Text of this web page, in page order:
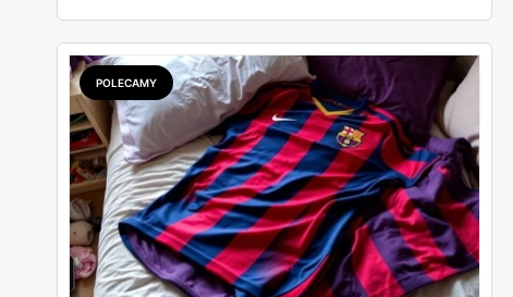
postaciami. Wszystko z jednej gazetki, bez biegania po
pół mieście.
POLECAMY